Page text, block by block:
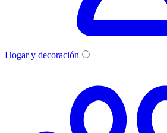
Hogar y decoración